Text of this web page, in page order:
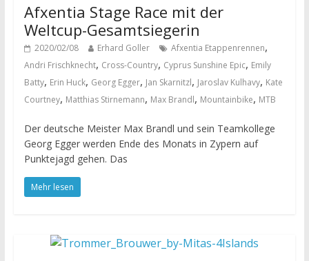
Afxentia Stage Race mit der
Weltcup-Gesamtsiegerin
2020/02/08 Erhard Goller Afxentia Etappenrennen,
Andri Frischknecht, Cross-Country, Cyprus Sunshine Epic, Emily
Batty, Erin Huck, Georg Egger, Jan Skarnitzl, Jaroslav Kulhavy, Kate
Courtney, Matthias Stirnemann, Max Brandl, Mountainbike, MTB
Der deutsche Meister Max Brandl und sein Teamkollege
Georg Egger werden Ende des Monats in Zypern auf
Punktejagd gehen. Das
Mehr lesen